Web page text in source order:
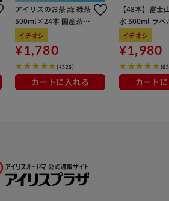
アイリスのお茶 綠 緑茶
500ml×24本 国産茶葉
100％使用
イチオシ
¥1,780
(4326)
カートに入れる
【48本】富士
水 500ml ラベ
イチオシ
¥1,980
カート